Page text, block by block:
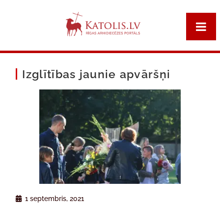
Izglītības jaunie apvāršņi
1 septembris, 2021